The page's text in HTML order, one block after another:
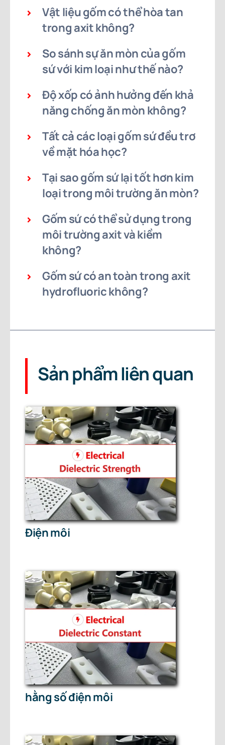
Vật liệu gốm có thể hòa tan
trong axit không?
So sánh sự ăn mòn của gốm
sứ với kim loại như thế nào?
Độ xốp có ảnh hưởng đến khả
năng chống ăn mòn không?
Tất cả các loại gốm sứ đều trơ
về mặt hóa học?
Tại sao gốm sứ lại tốt hơn kim
loại trong môi trường ăn mòn?
Gốm sứ có thể sử dụng trong
môi trường axit và kiềm
không?
Gốm sứ có an toàn trong axit
hydrofluoric không?
Sản phẩm liên quan
Điện môi
hằng số điện môi